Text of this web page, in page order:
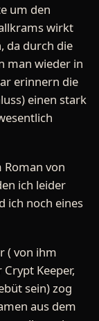
um den
wirkt
da durch die
man wieder in
erinnern die
einen stark
von
ich leider
ich noch eines
( von ihm
Keeper,
sein) zog
aus dem